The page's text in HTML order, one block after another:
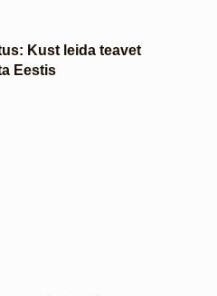
Kust leida teavet
Eestis